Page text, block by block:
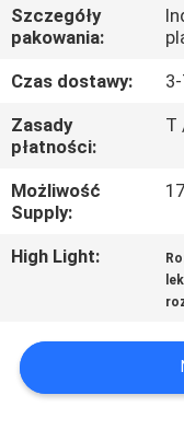
SIĘ
Z
NAMI
WSZYSTKIE
PRZYPADKI
SITEMAP
Szczegóły
pakowania:
Czas dostawy:
Zasady
płatności:
T
Możliwość
Supply:
High Light: